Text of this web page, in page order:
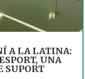
A LA LATINA:
UNA
SUPORT